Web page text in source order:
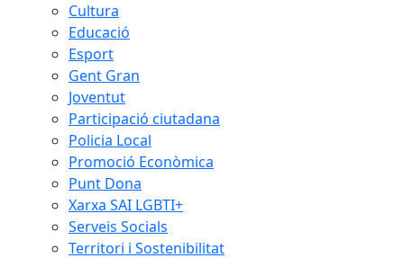
Cultura
Educació
Esport
Gent Gran
Joventut
Participació ciutadana
Policia Local
Promoció Econòmica
Punt Dona
Xarxa SAI LGBTI+
Serveis Socials
Territori i Sostenibilitat